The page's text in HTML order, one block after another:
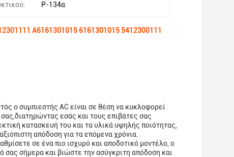
Ρ-134α
A6161301015 6161301015 5412300111
ο συμπιεστής AC είναι σε θέση να κυκλοφορεί
εσάς και τους επιβάτες σας
κατασκευή του και τα υλικά υψηλής ποιότητας,
απόδοση για τα επόμενα χρόνια.
σε ένα πιο ισχυρό και αποδοτικό μοντέλο, ο
σας σήμερα και βιώστε την ασύγκριτη απόδοση και